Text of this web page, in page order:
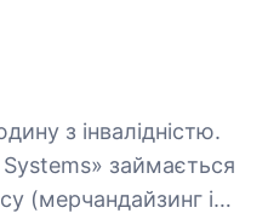
з інвалідністю.
займається
(мерчандайзинг і